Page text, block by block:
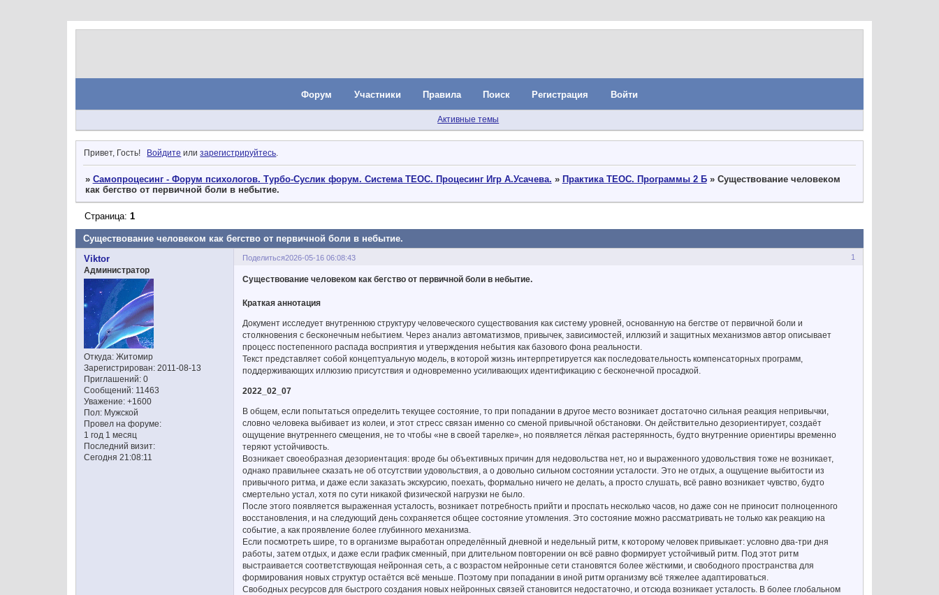
Форум Участники Правила Поиск Регистрация Войти
Активные темы
Привет, Гость! Войдите илизарегистрируйтесь
» Самопроцесинг - Форум психологов. Турбо-Суслик форум. Система ТЕОС. Процесинг Игр А.Усачева. » Практика ТЕОС. Программы 2 Б » Существование человеком
как бегство от первичной боли в небытие.
Существование человеком как бегство от первичной боли в небытие.
Страница: 1
Поделиться 1
2026-05-16 06:08:43
Viktor
Администратор
Откуда: Житомир
Зарегистрирован: 2011-08-13
Приглашений: 0
Сообщений: 11463
Уважение: +1600
Пол: Мужской
Провел на форуме:
1 год 1 месяц
Последний визит:
Сегодня 21:08:11
Существование человеком как бегство от первичной боли в небытие.
Краткая аннотация
Документ исследует внутреннюю структуру человеческого существования как систему уровней, основанную на бегстве от первичной боли и
столкновения с бесконечным небытием. Через анализ автоматизмов, привычек, зависимостей, иллюзий и защитных механизмов автор описывает
процесс постепенного распада восприятия и утверждения небытия как базового фона реальности.
Текст представляет собой концептуальную модель, в которой жизнь интерпретируется как последовательность компенсаторных программ,
поддерживающих иллюзию присутствия и одновременно усиливающих идентификацию с бесконечной просадкой.
2022_02_07
В общем, если попытаться определить текущее состояние, то при попадании в другое место возникает достаточно сильная реакция непривычки,
словно человека выбивает из колеи, и этот стресс связан именно со сменой привычной обстановки. Он действительно дезориентирует, создаёт
ощущение внутреннего смещения, не то чтобы «не в своей тарелке», но появляется лёгкая растерянность, будто внутренние ориентиры временно
теряют устойчивость.
Возникает своеобразная дезориентация: вроде бы объективных причин для недовольства нет, но и выраженного удовольствия тоже не возникает,
однако правильнее сказать не об отсутствии удовольствия, а о довольно сильном состоянии усталости. Это не отдых, а ощущение выбитости из
привычного ритма, и даже если заказать экскурсию, поехать, формально ничего не делать, а просто слушать, всё равно возникает чувство, будто
смертельно устал, хотя по сути никакой физической нагрузки не было.
После этого появляется выраженная усталость, возникает потребность прийти и проспать несколько часов, но даже сон не приносит полноценного
восстановления, и на следующий день сохраняется общее состояние утомления. Это состояние можно рассматривать не только как реакцию на
событие, а как проявление более глубинного механизма.
Если посмотреть шире, то в организме выработан определённый дневной и недельный ритм, к которому человек привыкает: условно два-три дня
работы, затем отдых, и даже если график сменный, при длительном повторении он всё равно формирует устойчивый ритм. Под этот ритм
выстраивается соответствующая нейронная сеть, а с возрастом нейронные сети становятся более жёсткими, и свободного пространства для
формирования новых структур остаётся всё меньше. Поэтому при попадании в иной ритм организму всё тяжелее адаптироваться.
Свободных ресурсов для быстрого создания новых нейронных связей становится недостаточно, и отсюда возникает усталость. В более глобальном